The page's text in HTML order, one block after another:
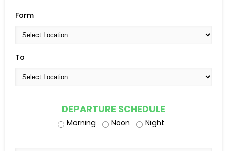
Form
To
DEPARTURE SCHEDULE
Morning Noon Night